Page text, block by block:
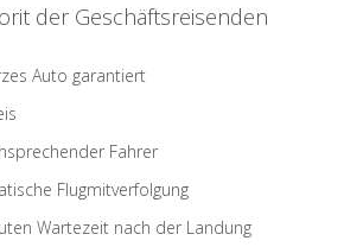
der Geschäftsreisenden
Auto garantiert
Fahrer
Flugmitverfolgung
Wartezeit nach der Landung